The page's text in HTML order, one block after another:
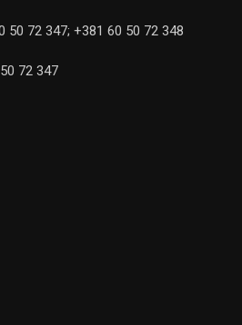
50 72 347; +381 60 50 72 348
72 347